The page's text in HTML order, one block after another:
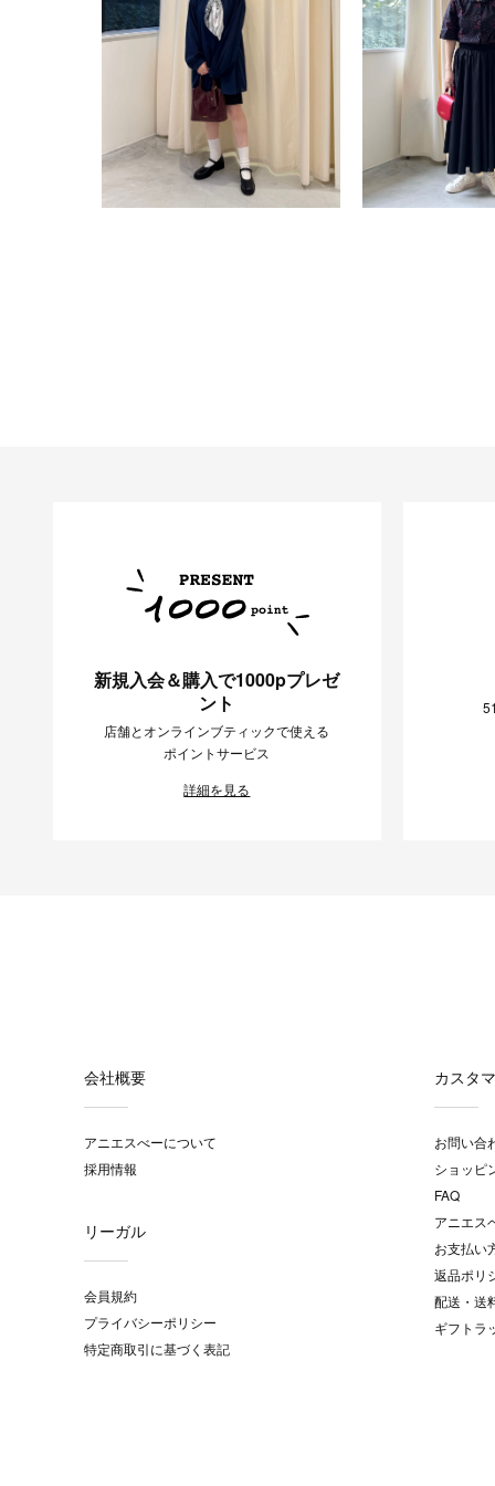
新規入会＆購入で1000pプレゼ
ント
店舗とオンラインブティックで使える
ポイントサービス
詳細を見る
会社概要
アニエスべーについて
採用情報
リーガル
会員規約
プライバシーポリシー
特定商取引に基づく表記
カスタ
お問い合
ショッピ
FAQ
アニエス
お支払い
返品ポリ
配送・送
ギフトラ